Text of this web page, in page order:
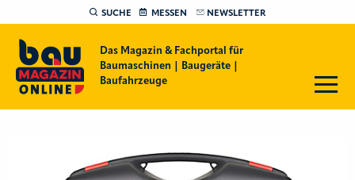
SUCHE MESSEN NEWSLETTER
Das Magazin & Fachportal für
Baumaschinen | Baugeräte |
Baufahrzeuge